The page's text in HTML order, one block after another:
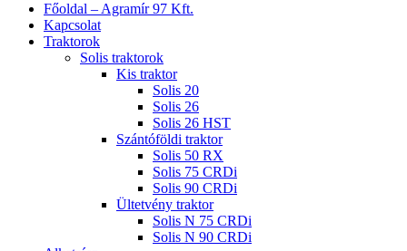
Főoldal – Agramír 97 Kft.
Kapcsolat
Traktorok
Solis traktorok
Kis traktor
Solis 20
Solis 26
Solis 26 HST
Szántóföldi traktor
Solis 50 RX
Solis 75 CRDi
Solis 90 CRDi
Ültetvény traktor
Solis N 75 CRDi
Solis N 90 CRDi